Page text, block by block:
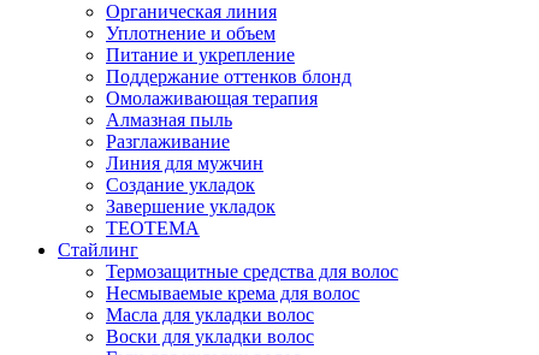
Органическая линия
Уплотнение и объем
Питание и укрепление
Поддержание оттенков блонд
Омолаживающая терапия
Алмазная пыль
Разглаживание
Линия для мужчин
Создание укладок
Завершение укладок
TEOTEMA
Стайлинг
Термозащитные средства для волос
Несмываемые крема для волос
Масла для укладки волос
Воски для укладки волос